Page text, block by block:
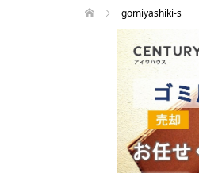
gomiyashiki-s